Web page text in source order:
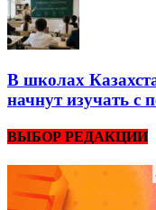
В школах
начнут изучать с
ВЫБОР РЕДАКЦИИ